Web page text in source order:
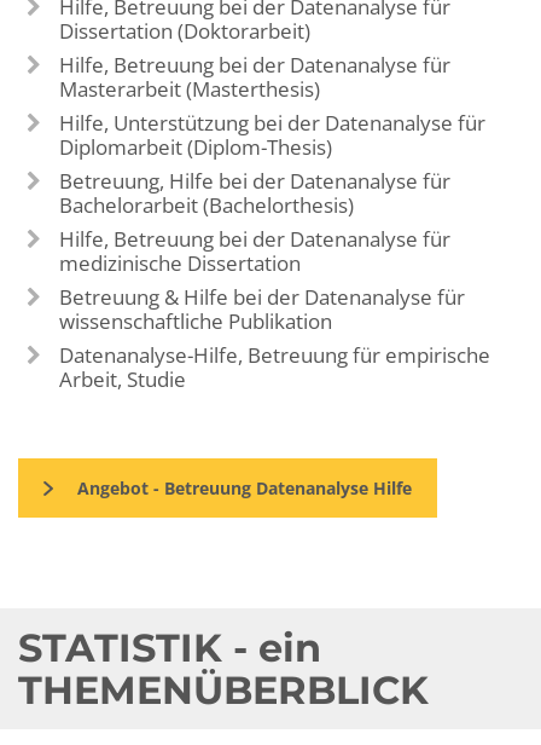
Hilfe, Betreuung bei der Datenanalyse für
Dissertation (Doktorarbeit)
Hilfe, Betreuung bei der Datenanalyse für
Masterarbeit (Masterthesis)
Hilfe, Unterstützung bei der Datenanalyse für
Diplomarbeit (Diplom-Thesis)
Betreuung, Hilfe bei der Datenanalyse für
Bachelorarbeit (Bachelorthesis)
Hilfe, Betreuung bei der Datenanalyse für
medizinische Dissertation
Betreuung & Hilfe bei der Datenanalyse für
wissenschaftliche Publikation
Datenanalyse-Hilfe, Betreuung für empirische
Arbeit, Studie
Angebot - Betreuung Datenanalyse Hilfe
STATISTIK - ein
THEMENÜBERBLICK